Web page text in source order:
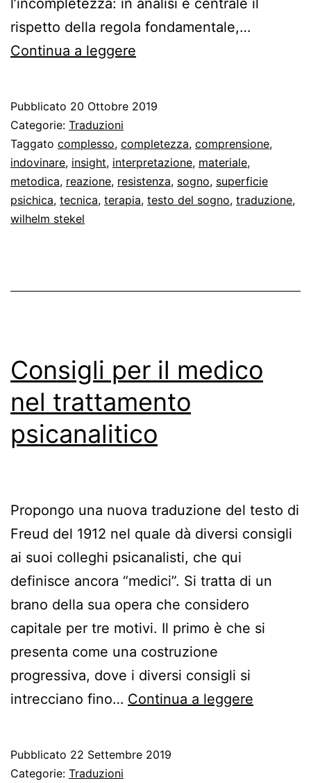
rispetto della regola fondamentale,…
Continua a leggere
in
psicanalisi
Pubblicato 20 Ottobre 2019
Categorie: Traduzioni
Taggato complesso, completezza, comprensione,
indovinare, insight, interpretazione, materiale,
metodica, reazione, resistenza, sogno, superficie
psichica, tecnica, terapia, testo del sogno, traduzione,
wilhelm stekel
Consigli per il medico
nel trattamento
psicanalitico
Propongo una nuova traduzione del testo di
Freud del 1912 nel quale dà diversi consigli
ai suoi colleghi psicanalisti, che qui
definisce ancora “medici”. Si tratta di un
brano della sua opera che considero
capitale per tre motivi. Il primo è che si
presenta come una costruzione
progressiva, dove i diversi consigli si
intrecciano fino… Continua a leggere
Pubblicato 22 Settembre 2019
Categorie: Traduzioni